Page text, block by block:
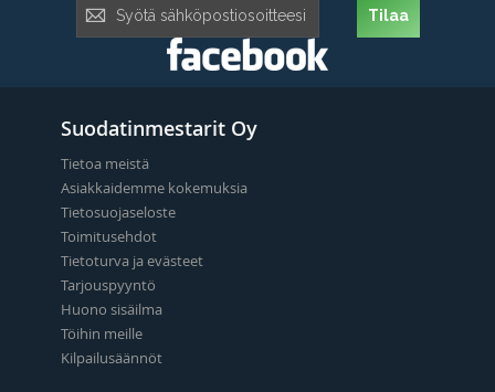
uutiskirje:
Tilaa
Suodatinmestarit Oy
Tietoa meistä
Asiakkaidemme kokemuksia
Tietosuojaseloste
Toimitusehdot
Tietoturva ja evästeet
Tarjouspyyntö
Huono sisäilma
Töihin meille
Kilpailusäännöt